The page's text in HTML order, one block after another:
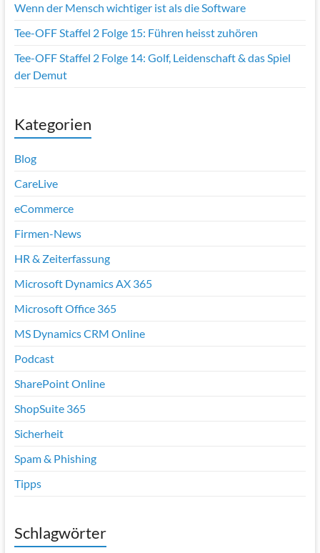
Wenn der Mensch wichtiger ist als die Software
Tee-OFF Staffel 2 Folge 15: Führen heisst zuhören
Tee-OFF Staffel 2 Folge 14: Golf, Leidenschaft & das Spiel
der Demut
Kategorien
Blog
CareLive
eCommerce
Firmen-News
HR & Zeiterfassung
Microsoft Dynamics AX 365
Microsoft Office 365
MS Dynamics CRM Online
Podcast
SharePoint Online
ShopSuite 365
Sicherheit
Spam & Phishing
Tipps
Schlagwörter